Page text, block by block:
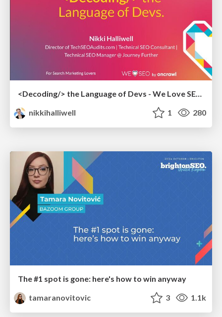
<Decoding/> the Language of Devs - We Love SEO 2024
nikkihalliwell
1 280
The #1 spot is gone: here's how to win anyway
tamaranovitovic
3 1.1k